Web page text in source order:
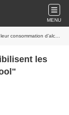
MENU
consommation d’alcool"
les